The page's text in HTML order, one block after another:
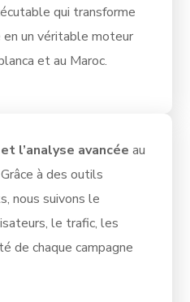
qui transforme
un véritable moteur
et au Maroc.
l’analyse avancée au
à des outils
nous suivons le
le trafic, les
de chaque campagne